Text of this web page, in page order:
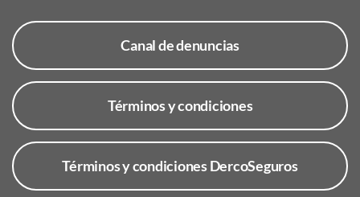
Canal de denuncias
Términos y condiciones
Términos y condiciones DercoSeguros